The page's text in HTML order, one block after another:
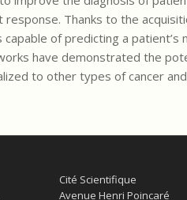
Thanks to the
capable of predicting a
have demonstrated the
to other types of cancer
Cité Scientifique
Avenue Henri Poincaré